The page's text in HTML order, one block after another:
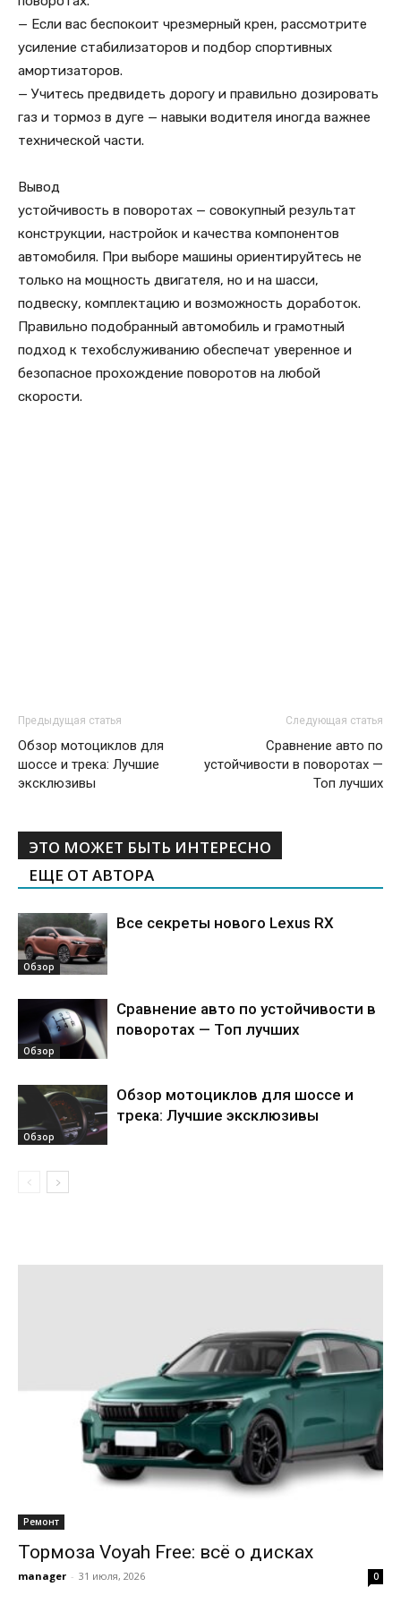
— Если вас беспокоит чрезмерный крен, рассмотрите
усиление стабилизаторов и подбор спортивных
амортизаторов.
— Учитесь предвидеть дорогу и правильно дозировать
газ и тормоз в дуге — навыки водителя иногда важнее
технической части.
Вывод
устойчивость в поворотах — совокупный результат
конструкции, настройок и качества компонентов
автомобиля. При выборе машины ориентируйтесь не
только на мощность двигателя, но и на шасси,
подвеску, комплектацию и возможность доработок.
Правильно подобранный автомобиль и грамотный
подход к техобслуживанию обеспечат уверенное и
безопасное прохождение поворотов на любой
скорости.
Предыдущая статья
Обзор мотоциклов для
шоссе и трека: Лучшие
эксклюзивы
Следующая статья
Сравнение авто по
устойчивости в поворотах —
Топ лучших
ЭТО МОЖЕТ БЫТЬ ИНТЕРЕСНО
ЕЩЕ ОТ АВТОРА
Обзор
Все секреты нового Lexus RX
Обзор
Сравнение авто по устойчивости в
поворотах — Топ лучших
Обзор
Обзор мотоциклов для шоссе и
трека: Лучшие эксклюзивы
Ремонт
Тормоза Voyah Free: всё о дисках
manager - 31 июля, 2026 0